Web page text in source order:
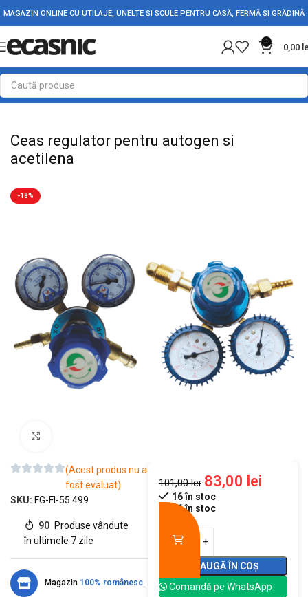
MAGAZIN ONLINE CU UTILAJE, UNELTE ȘI SCULE PENTRU CASĂ, FERMĂ ȘI GRĂDINĂ
0
0,00
Prima pagină Camping Arzatoare
Ceas regulator pentru autogen si
acetilena
-18%
(Acest produs nu a
fost evaluat)
SKU: FG-FI-55 499
90 Produse vândute
în ultimele 7 zile
Magazin 100% românesc.
101,00lei 83,00 lei
16 în stoc
16 în stoc
ADAUGĂ ÎN COȘ
Comandă pe WhatsApp